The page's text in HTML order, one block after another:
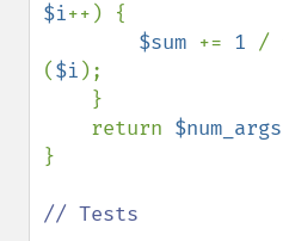
$i++) {
$sum += 1 /
($i );
    return
$num_args
}
// Tests